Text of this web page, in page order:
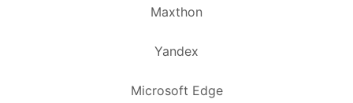
Maxthon
Yandex
Microsoft Edge